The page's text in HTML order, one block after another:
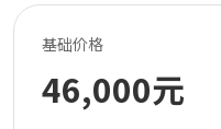
基础价格
46,000元